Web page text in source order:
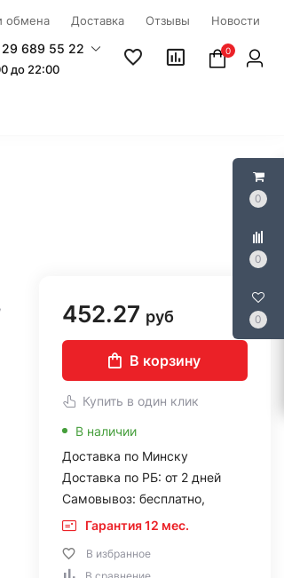
0
0
0
обмена Доставка Отзывы Новости
689 55 22
до 22:00
0
452.27 руб
В корзину
Купить в один клик
В наличии
Доставка по Минску
Доставка по РБ: от 2 дней
Самовывоз: бесплатно,
Гарантия 12 мес.
В избранное